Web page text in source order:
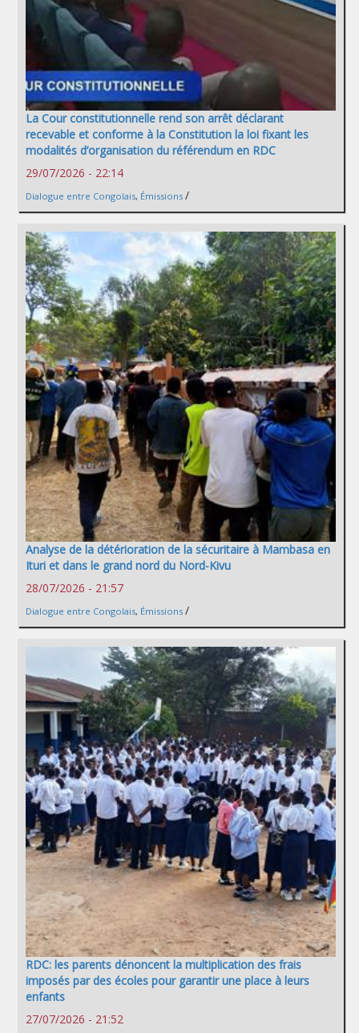
La Cour constitutionnelle rend son arrêt déclarant
recevable et conforme à la Constitution la loi fixant les
modalités d’organisation du référendum en RDC
29/07/2026 - 22:14
Dialogue entre Congolais, Émissions /
Analyse de la détérioration de la sécuritaire à Mambasa en
Ituri et dans le grand nord du Nord-Kivu
28/07/2026 - 21:57
Dialogue entre Congolais, Émissions /
RDC: les parents dénoncent la multiplication des frais
imposés par des écoles pour garantir une place à leurs
enfants
27/07/2026 - 21:52